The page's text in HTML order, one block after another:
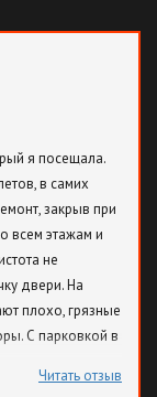
сломаны, либо
надеюсь на
ТЦ
я посещала.
в самих
закрыв при
всем этажам и
не
двери. На
плохо, грязные
С парковкой в
ремонт,
Читать отзыв